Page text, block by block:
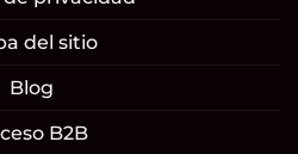
del sitio
Blog
B2B